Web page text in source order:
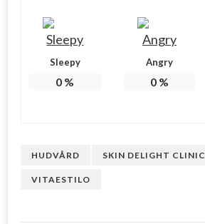
Sleepy
0 %
Angry
0%
HUDVÅRD SKIN DELIGHT CLINIC
VITAESTILO